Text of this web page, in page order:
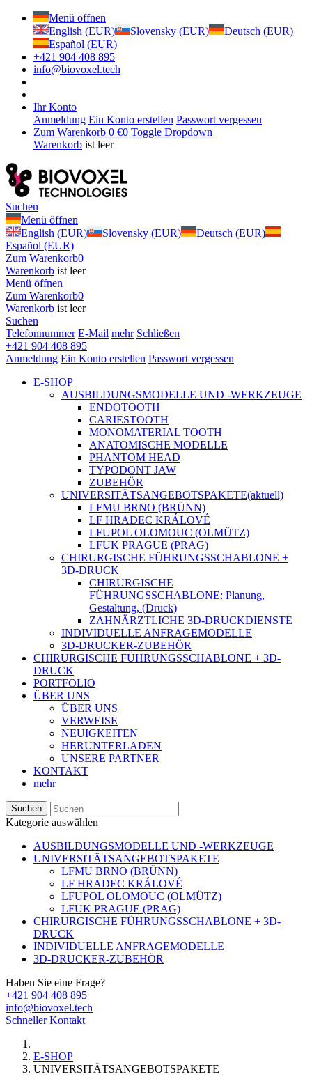
Menü öffnen
English (EUR)
Slovensky (EUR)
Deutsch (EUR)
Español (EUR)
+421 904 408 895
info@biovoxel.tech
Ihr Konto
Anmeldung Ein Konto erstellen Passwort vergessen
Zum Warenkorb 0 €0 Toggle Dropdown
Warenkorb ist leer
Suchen
Menü öffnen
English (EUR)
Slovensky (EUR)
Deutsch (EUR)
Español (EUR)
Zum Warenkorb0
Warenkorb ist leer
Menü öffnen
Zum Warenkorb0
Warenkorb ist leer
Suchen
Telefonnummer E-Mail mehr Schließen
+421 904 408 895
Anmeldung Ein Konto erstellen Passwort vergessen
E-SHOP
AUSBILDUNGSMODELLE UND -WERKZEUGE
ENDOTOOTH
CARIESTOOTH
MONOMATERIAL TOOTH
ANATOMISCHE MODELLE
PHANTOM HEAD
TYPODONT JAW
ZUBEHÖR
UNIVERSITÄTSANGEBOTSPAKETE(aktuell)
LFMU BRNO (BRÜNN)
LF HRADEC KRÁLOVÉ
LFUPOL OLOMOUC (OLMÜTZ)
LFUK PRAGUE (PRAG)
CHIRURGISCHE FÜHRUNGSSCHABLONE +
3D-DRUCK
CHIRURGISCHE
FÜHRUNGSSCHABLONE: Planung,
Gestaltung, (Druck)
ZAHNÄRZTLICHE 3D-DRUCKDIENSTE
INDIVIDUELLE ANFRAGEMODELLE
3D-DRUCKER-ZUBEHÖR
CHIRURGISCHE FÜHRUNGSSCHABLONE + 3D-
DRUCK
PORTFOLIO
ÜBER UNS
ÜBER UNS
VERWEISE
NEUIGKEITEN
HERUNTERLADEN
UNSERE PARTNER
KONTAKT
mehr
Suchen
Kategorie auswählen
AUSBILDUNGSMODELLE UND -WERKZEUGE
UNIVERSITÄTSANGEBOTSPAKETE
LFMU BRNO (BRÜNN)
LF HRADEC KRÁLOVÉ
LFUPOL OLOMOUC (OLMÜTZ)
LFUK PRAGUE (PRAG)
CHIRURGISCHE FÜHRUNGSSCHABLONE + 3D-
DRUCK
INDIVIDUELLE ANFRAGEMODELLE
3D-DRUCKER-ZUBEHÖR
Haben Sie eine Frage?
+421 904 408 895
info@biovoxel.tech
Schneller Kontakt
E-SHOP
UNIVERSITÄTSANGEBOTSPAKETE